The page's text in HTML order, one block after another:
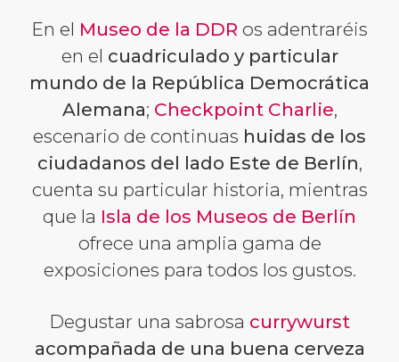
En el Museo de la DDR os adentraréis
en el cuadriculado y particular
mundo de la República Democrática
Alemana; Checkpoint Charlie,
escenario de continuas huidas de los
ciudadanos del lado Este de Berlín,
cuenta su particular historia, mientras
que la Isla de los Museos de Berlín
ofrece una amplia gama de
exposiciones para todos los gustos.
Degustar una sabrosa currywurst
acompañada de una buena cerveza